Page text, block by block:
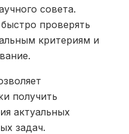
совета.
проверять
критериям и
получить
актуальных
задач.